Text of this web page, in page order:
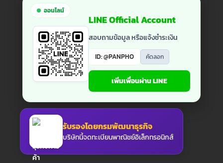
ออนไลน์
LINE Official Account
สอบถามข้อมูล หรือแจ้งชำระเงิน
ID: @PANPHO คัดลอก
เพิ่มเพื่อนผ่าน LINE
รับรองโดยกรมพัฒนาธุรกิจ
บริษัทนี้จดทะเบียนพาณิชย์อิเล็กทรอนิกส์